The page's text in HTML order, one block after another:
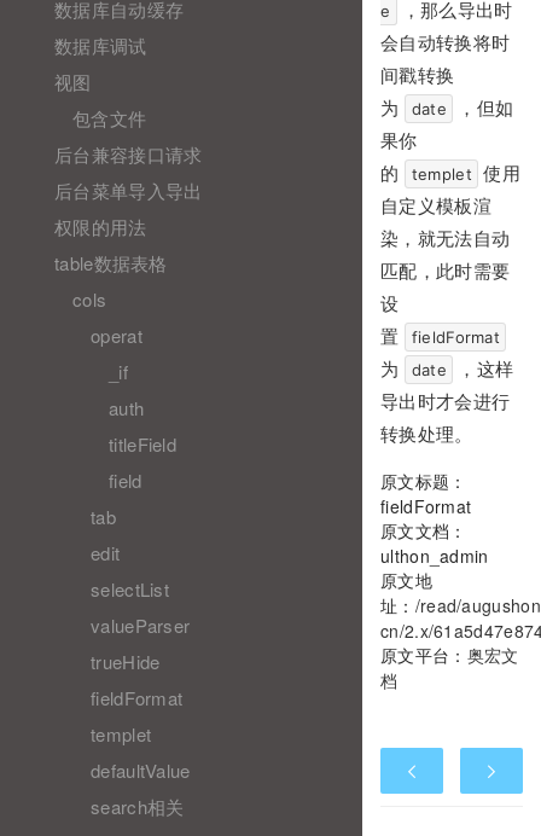
数据库自动缓存
数据库调试
视图
包含文件
后台兼容接口请求
后台菜单导入导出
权限的用法
table数据表格
cols
operat
_if
auth
titleField
field
tab
edit
selectList
valueParser
trueHide
fieldFormat
templet
defaultValue
search相关
e
，那么导出时
会自动转换将时
间戳转换
为
date
，但如
果你
的
templet
使用
自定义模板渲
染，就无法自动
匹配，此时需要
设
置
fieldFormat
为 date
，这样
导出时才会进行
转换处理。
原文标题：
fieldFormat
原文文档：
ulthon_admin
原文地
址： /read/
cn/2.x/
原文平台： 奥宏文
档